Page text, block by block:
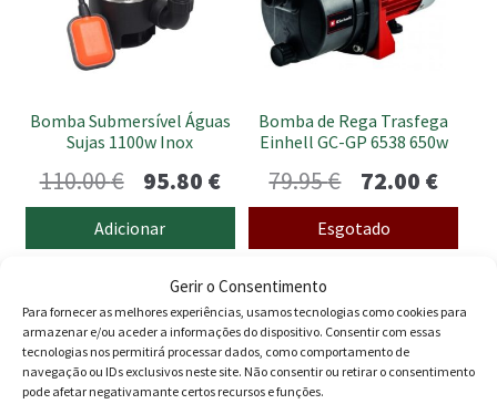
Gerir o Consentimento
Para fornecer as melhores experiências, usamos tecnologias como cookies para
armazenar e/ou aceder a informações do dispositivo. Consentir com essas
tecnologias nos permitirá processar dados, como comportamento de
navegação ou IDs exclusivos neste site. Não consentir ou retirar o consentimento
pode afetar negativamante certos recursos e funções.
Bomba Submersível Águas
Sujas 1100w Inox
110.00€
preço
original
110.00 €.
95.80 €O
preço
atual
é:
95.80 €.
Adicionar
Bomba de Rega Trasfega
Einhell GC-GP 6538 650w
79.95€
preço
original
79.95 €.
72.00 €O
preço
atual
Esgotado
This
product
has
multiple
variants.